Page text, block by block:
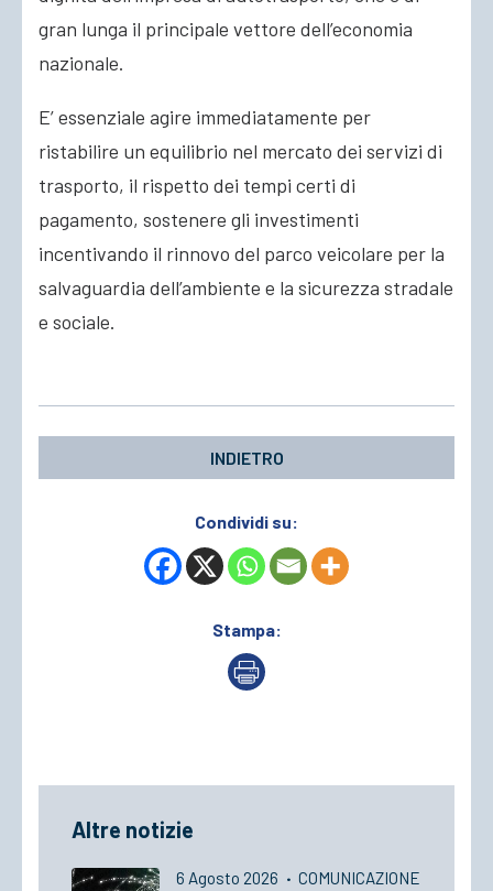
gran lunga il principale vettore dell’economia
nazionale.
E’ essenziale agire immediatamente per
ristabilire un equilibrio nel mercato dei servizi di
trasporto, il rispetto dei tempi certi di
pagamento, sostenere gli investimenti
incentivando il rinnovo del parco veicolare per la
salvaguardia dell’ambiente e la sicurezza stradale
e sociale.
INDIETRO
Condividi su:
Stampa:
Altre notizie
6 Agosto 2026 · COMUNICAZIONE